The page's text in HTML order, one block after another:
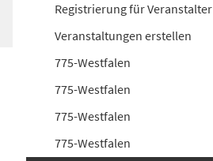
Registrierung für Veranstalter
Veranstaltungen erstellen
775-Westfalen
775-Westfalen
775-Westfalen
775-Westfalen